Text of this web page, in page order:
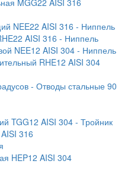
MGG22 AISI 316
NEE22 AISI 316 - Ниппель
AISI 316 - Ниппель
NEE12 AISI 304 - Ниппель
RHE12 AISI 304
- Отводы стальные 90
TGG12 AISI 304 - Тройник
316
HEP12 AISI 304